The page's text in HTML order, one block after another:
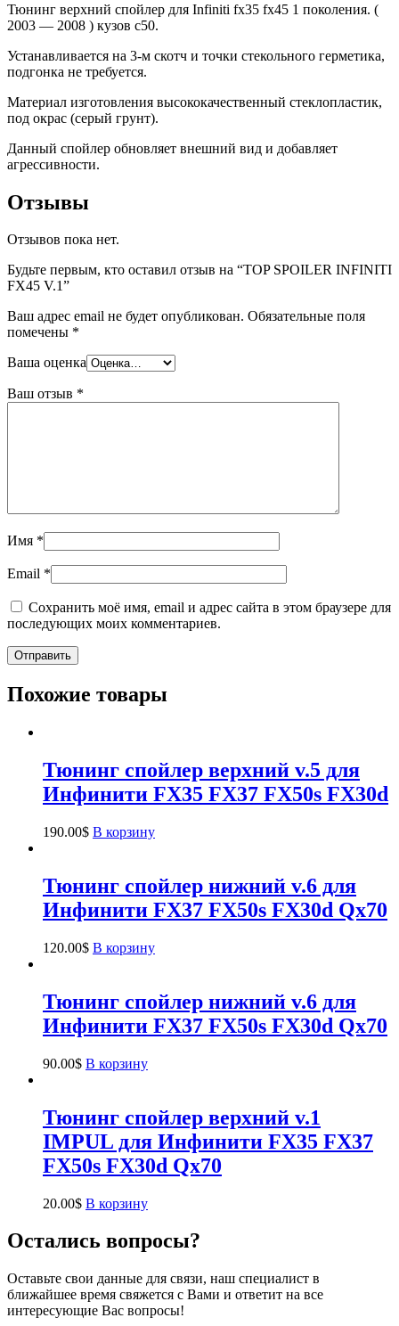
Тюнинг верхний спойлер для Infiniti fx35 fx45 1 поколения. (
2003 — 2008 ) кузов с50.
Устанавливается на 3-м скотч и точки стекольного герметика,
подгонка не требуется.
Материал изготовления высококачественный стеклопластик,
под окрас (серый грунт).
Данный спойлер обновляет внешний вид и добавляет
агрессивности.
Отзывы
Отзывов пока нет.
Будьте первым, кто оставил отзыв на “TOP SPOILER INFINITI
FX45 V.1”
Ваш адрес email не будет опубликован. Обязательные поля
помечены *
Ваша оценка
Ваш отзыв *
Имя *
Email *
Сохранить моё имя, email и адрес сайта в этом браузере для
последующих моих комментариев.
Похожие товары
Тюнинг спойлер верхний v.5 для
Инфинити FX35 FX37 FX50s FX30d
190.00$ В корзину
Тюнинг спойлер нижний v.6 для
Инфинити FX37 FX50s FX30d Qx70
120.00$ В корзину
Тюнинг спойлер нижний v.6 для
Инфинити FX37 FX50s FX30d Qx70
90.00$ В корзину
Тюнинг спойлер верхний v.1
IMPUL для Инфинити FX35 FX37
FX50s FX30d Qx70
20.00$ В корзину
Остались вопросы?
Оставьте свои данные для связи, наш специалист в
ближайшее время свяжется с Вами и ответит на все
интересующие Вас вопросы!